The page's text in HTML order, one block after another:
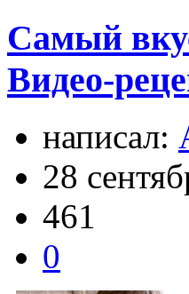
Самый
Видео-
написал:
28
461
0